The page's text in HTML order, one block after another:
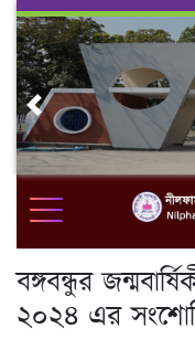
Skip
content
Previous
বঙ্গবন্ধুর
২০২৪ এর